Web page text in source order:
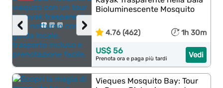
›
‹
Bioluminescente Mosquito
4.76 (462) 1h 30m
Vedi
US$ 56
Prenota ora e paga più tardi
Vieques Mosquito Bay: Tour